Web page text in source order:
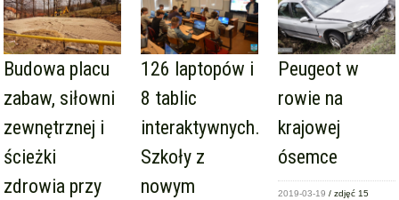
Budowa placu
zabaw, siłowni
zewnętrznej i
ścieżki
zdrowia przy
126 laptopów i
8 tablic
interaktywnych.
Szkoły z
nowym
Peugeot w
rowie na
krajowej
ósemce
2019-03-19 / zdjęć 15